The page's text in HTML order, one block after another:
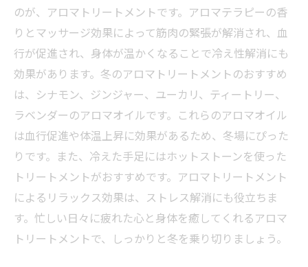
のが、アロマトリートメントです。アロマテラピーの香
りとマッサージ効果によって筋肉の緊張が解消され、血
行が促進され、身体が温かくなることで冷え性解消にも
効果があります。冬のアロマトリートメントのおすすめ
は、シナモン、ジンジャー、ユーカリ、ティートリー、
ラベンダーのアロマオイルです。これらのアロマオイル
は血行促進や体温上昇に効果があるため、冬場にぴった
りです。また、冷えた手足にはホットストーンを使った
トリートメントがおすすめです。アロマトリートメント
によるリラックス効果は、ストレス解消にも役立ちま
す。忙しい日々に疲れた心と身体を癒してくれるアロマ
トリートメントで、しっかりと冬を乗り切りましょう。